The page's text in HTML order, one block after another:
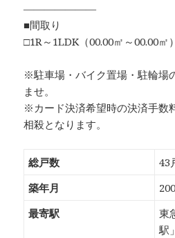
―――――――
■間取り
□1R～1LDK（00.00㎡～00.00㎡）
※駐車場・バイク置場・駐輪場
ませ。
※カード決済希望時の決済手数
相殺となります。
総戸数
43
築年月
最寄駅
東
駅